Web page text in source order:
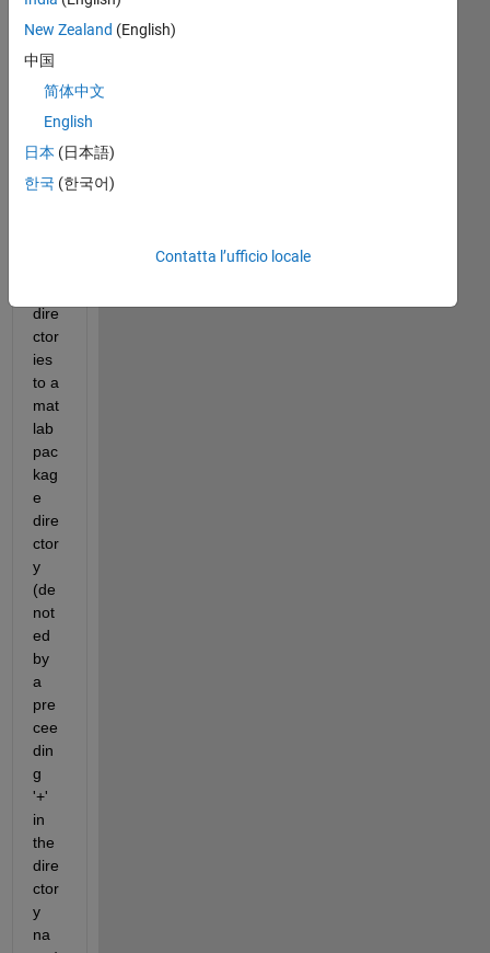
wo
uld
like
kno
w if
it is
dire
ctor
ies
to a
mat
lab
pac
kag
e
dire
ctor
y
(de
not
ed
by
a
pre
cee
din
g
'+'
in
the
dire
ctor
y
na
New Zealand (English)
中国
简体中文
English
日本 (日本語)
한국 (한국어)
Contatta l’ufficio locale